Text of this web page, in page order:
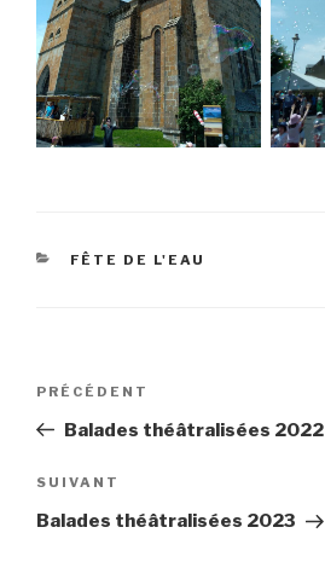
CATÉGORIES
FÊTE DE L'EAU
Navigation
l’article
Article
précédent
PRÉCÉDENT
Balades théâtralisées 2022
Article
suivant
SUIVANT
Balades théâtralisées 2023